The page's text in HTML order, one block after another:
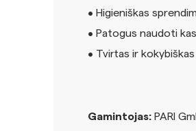
• Higieniškas
• Patogus naudoti
• Tvirtas ir kokybiškas
Gamintojas:PARI